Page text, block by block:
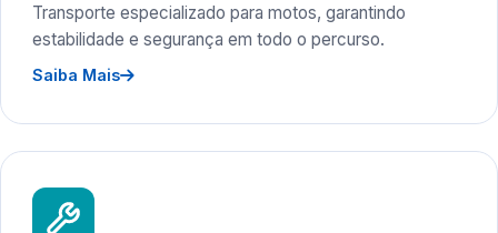
Transporte especializado para motos, garantindo
estabilidade e segurança em todo o percurso.
Saiba Mais